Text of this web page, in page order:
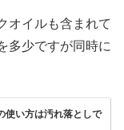
オイルも含まれて
多少ですが同時に
使い方は汚れ落としで